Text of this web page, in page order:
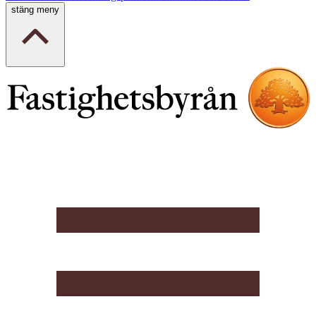
stäng meny